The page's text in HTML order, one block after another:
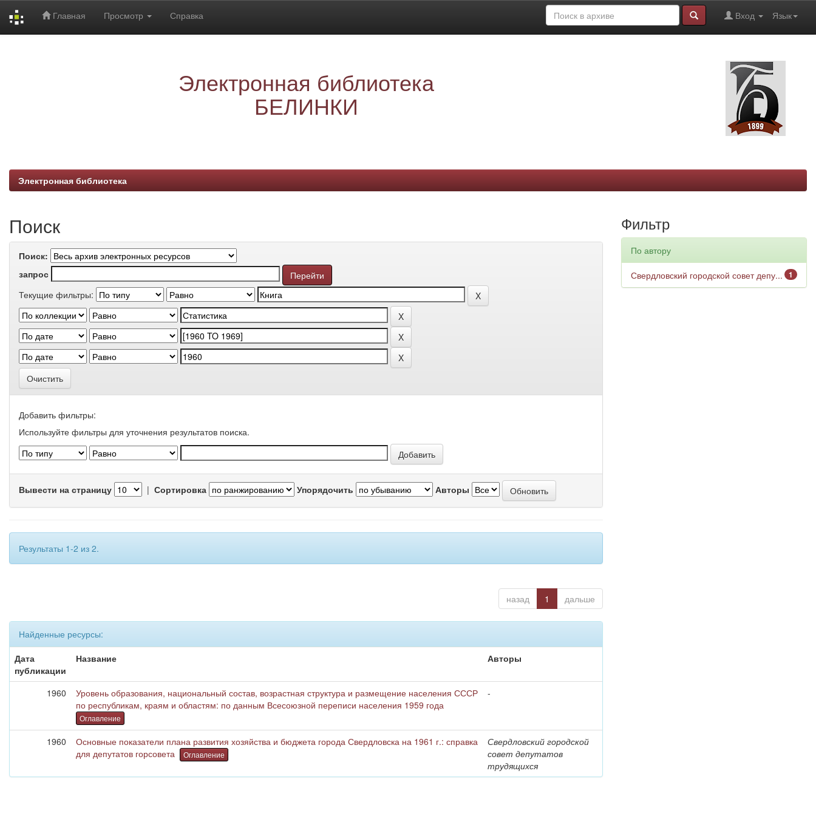
Главная Просмотр Справка Язык
Вход
Электронная библиотека
БЕЛИНКИ
Электронная библиотека
Поиск
Поиск:
запрос
Текущие фильтры:
Очистить
Добавить фильтры:
Используйте фильтры для уточнения результатов поиска.
Вывести на страницу | Сортировка Упорядочить Авторы
Результаты 1-2 из 2.
назад 1 дальше
Найденные ресурсы:
Дата
публикации
Название Авторы
1960
Уровень образования, национальный состав, возрастная структура и размещение населения СССР
по республикам, краям и областям: по данным Всесоюзной переписи населения 1959 года
Оглавление
-
1960
Основные показатели плана развития хозяйства и бюджета города Свердловска на 1961 г.: справка
для депутатов горсовета
Оглавление
Свердловский городской
совет депутатов
трудящихся
Фильтр
По автору
1
Свердловский городской совет депу...